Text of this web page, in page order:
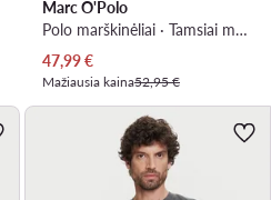
Marc O'Polo
Polo marškinėliai · Tamsiai mėlyna
Dabartinė kaina
47,99€
Mažiausia kaina52,95 €